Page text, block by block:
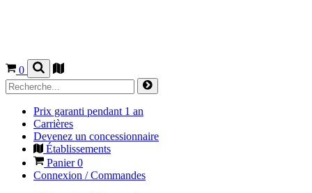
0
Prix garanti pendant 1 an
Carrières
Devenez un concessionnaire
Établissements
Panier0
Connexion / Commandes